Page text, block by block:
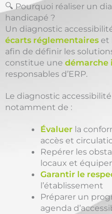
🔍 Pourquoi réaliser un
handicapé ?
Un diagnostic
écarts réglementaires et
afin de définir les
constitue une démarche
responsables d’ERP.
Le diagnostic
notamment de :
Évaluer la
accès et
Repérer les
locaux et
Garantir le
l’établissement
Préparer un
agenda